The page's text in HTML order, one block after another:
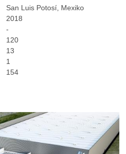
San Luis Potosí, Mexiko
2018
-
120
13
1
154